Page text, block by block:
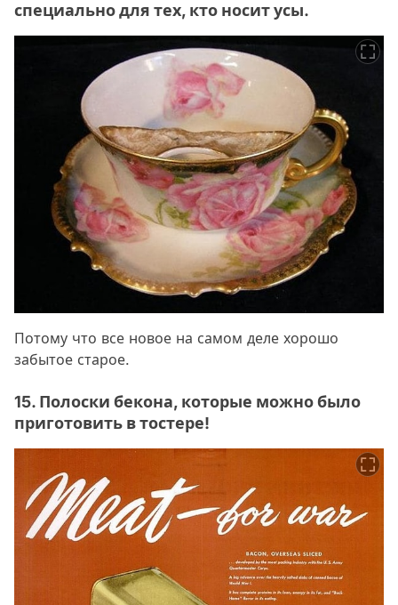
специально для тех, кто носит усы.
Потому что все новое на самом деле хорошо
забытое старое.
15. Полоски бекона, которые можно было
приготовить в тостере!